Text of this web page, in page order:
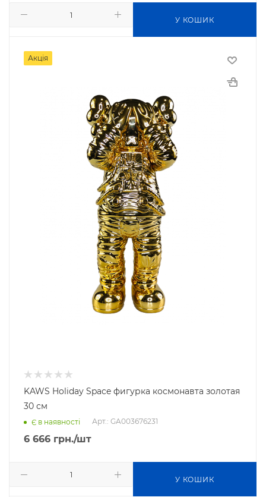
У КОШИК
Акція
KAWS Holiday Space фигурка космонавта золотая
30 см
Є в наявності Арт.: GA003676231
6 666 грн./шт
У КОШИК